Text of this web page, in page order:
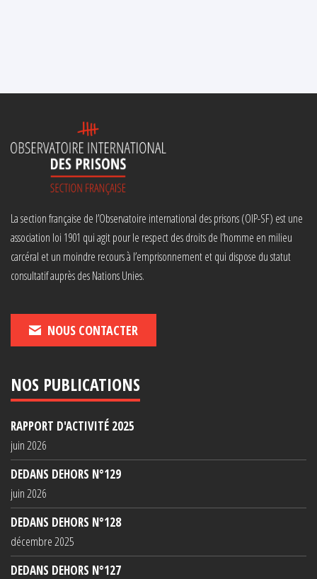
La section française de l’Observatoire international des prisons (OIP-SF) est une
association loi 1901 qui agit pour le respect des droits de l’homme en milieu
carcéral et un moindre recours à l’emprisonnement et qui dispose du statut
consultatif auprès des Nations Unies.
NOUS CONTACTER
NOS PUBLICATIONS
RAPPORT D'ACTIVITÉ 2025
juin 2026
DEDANS DEHORS N°129
juin 2026
DEDANS DEHORS N°128
décembre 2025
DEDANS DEHORS N°127